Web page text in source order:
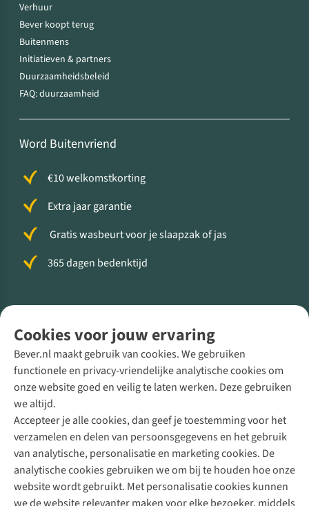
Cookies voor jouw ervaring
Bever.nl maakt gebruik van cookies. We gebruiken
functionele en privacy-vriendelijke analytische cookies om
onze website goed en veilig te laten werken. Deze gebruiken
we altijd.
Accepteer je alle cookies, dan geef je toestemming voor het
verzamelen en delen van persoonsgegevens en het gebruik
van analytische, personalisatie en marketing cookies. De
analytische cookies gebruiken we om bij te houden hoe onze
website wordt gebruikt. Met personalisatie cookies kunnen
Verhuur
Bever koopt terug
Buitenmens
Initiatieven & partners
Duurzaamheidsbeleid
FAQ: duurzaamheid
Word Buitenvriend
€10 welkomstkorting
Extra jaar garantie
Gratis wasbeurt voor je slaapzak of jas
365 dagen bedenktijd
Direct advies van een Buitenexpert
+31 (0)85 888 50 88
+31 6 12 28 49 80
Contactformulier